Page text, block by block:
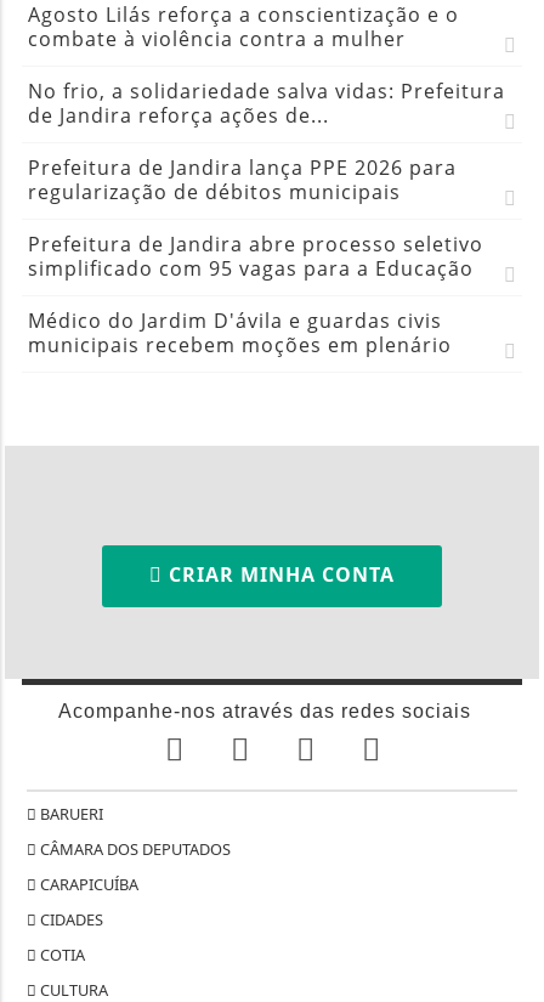
Agosto Lilás reforça a conscientização e o
combate à violência contra a mulher
No frio, a solidariedade salva vidas: Prefeitura
de Jandira reforça ações de...
Prefeitura de Jandira lança PPE 2026 para
regularização de débitos municipais
Prefeitura de Jandira abre processo seletivo
simplificado com 95 vagas para a Educação
Médico do Jardim D'ávila e guardas civis
municipais recebem moções em plenário
CRIAR MINHA CONTA
Acompanhe-nos através das redes sociais
BARUERI
CÂMARA DOS DEPUTADOS
CARAPICUÍBA
CIDADES
COTIA
CULTURA